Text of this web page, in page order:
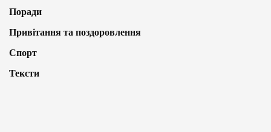
Поради
Привітання та поздоровлення
Спорт
Тексти